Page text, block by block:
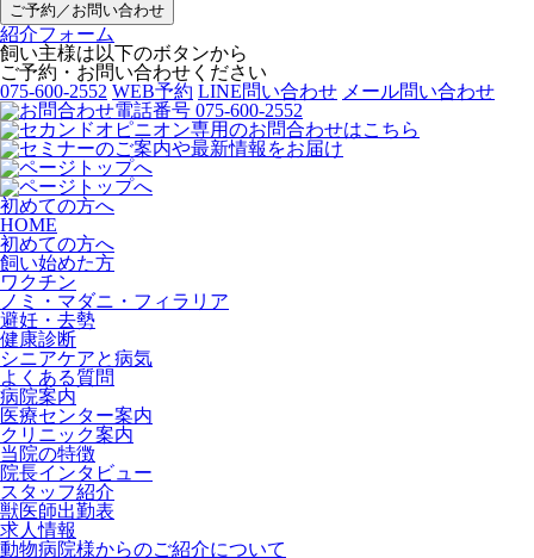
ご予約／お問い合わせ
紹介フォーム
飼い主様は以下のボタンから
ご予約・お問い合わせください
075-600-2552 WEB予約 LINE問い合わせ メール問い合わせ
初めての方へ
HOME
初めての方へ
飼い始めた方
ワクチン
ノミ・マダニ・フィラリア
避妊・去勢
健康診断
シニアケアと病気
よくある質問
病院案内
医療センター案内
クリニック案内
当院の特徴
院長インタビュー
スタッフ紹介
獣医師出勤表
求人情報
動物病院様からのご紹介について